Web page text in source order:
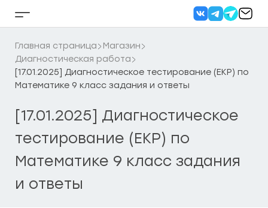
Кнопка
бокового
меню
Главная страница
Магазин
Диагностическая работа
[17.01.2025] Диагностическое тестирование (ЕКР) по
Математике 9 класс задания и ответы
[17.01.2025] Диагностическое
тестирование (ЕКР) по
Математике 9 класс задания
и ответы